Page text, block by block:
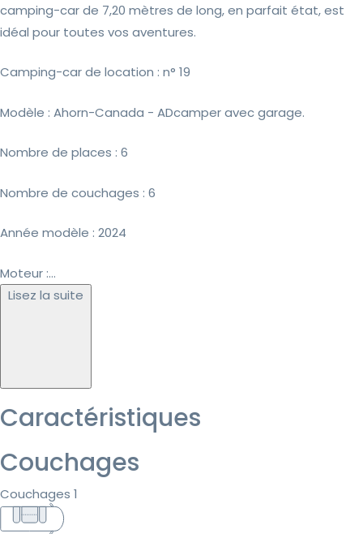
camping-car de 7,20 mètres de long, en parfait état, est
idéal pour toutes vos aventures.
Camping-car de location : n° 19
Modèle : Ahorn-Canada - ADcamper avec garage.
Nombre de places : 6
Nombre de couchages : 6
Année modèle : 2024
Moteur :...
Lisez la suite
Caractéristiques
Couchages
Couchages 1